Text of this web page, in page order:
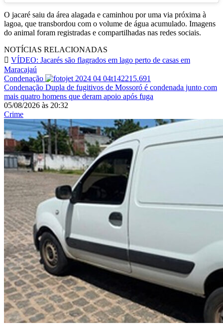
O jacaré saiu da área alagada e caminhou por uma via próxima à
lagoa, que transbordou com o volume de água acumulado. Imagens
do animal foram registradas e compartilhadas nas redes sociais.
NOTÍCIAS RELACIONADAS
VÍDEO: Jacarés são flagrados em lago perto de casas em
Maracajaú
Condenação
Condenação Dupla de fugitivos de Mossoró é condenada junto com
mais quatro homens que deram apoio após fuga
05/08/2026 às 20:32
Crime